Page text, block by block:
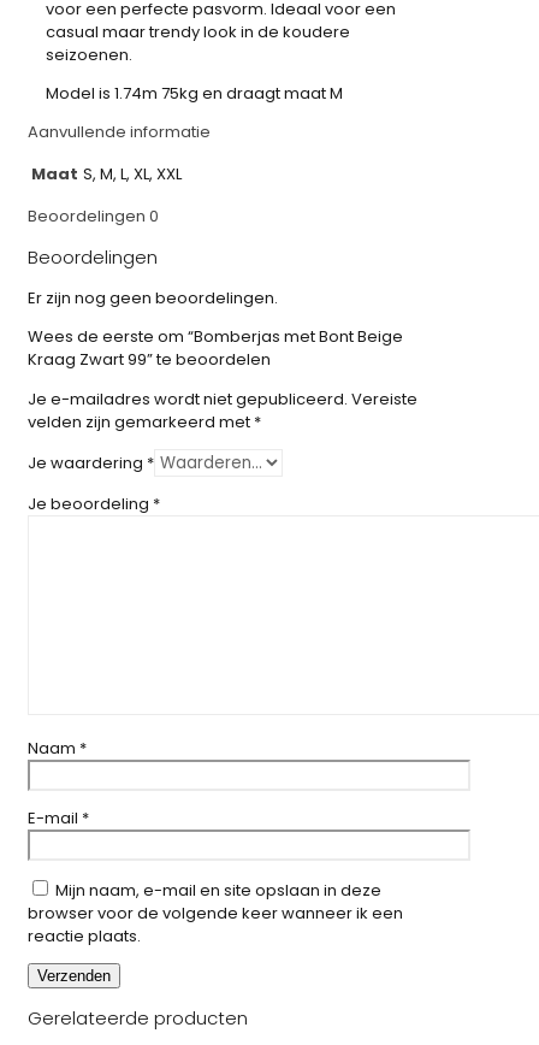
voor een perfecte pasvorm. Ideaal voor een
casual maar trendy look in de koudere
seizoenen.
Model is 1.74m 75kg en draagt maat M
Aanvullende informatie
Maat S, M, L, XL, XXL
Beoordelingen 0
Beoordelingen
Er zijn nog geen beoordelingen.
Wees de eerste om “Bomberjas met Bont Beige
Kraag Zwart 99” te beoordelen
Je e-mailadres wordt niet gepubliceerd. Vereiste
velden zijn gemarkeerd met *
Je waardering *
Je beoordeling *
Naam *
E-mail *
Mijn naam, e-mail en site opslaan in deze
browser voor de volgende keer wanneer ik een
reactie plaats.
Gerelateerde producten